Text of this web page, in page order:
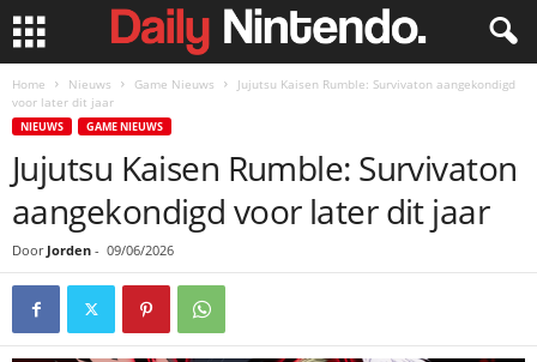
Home Nieuws Game Nieuws
Jujutsu Kaisen Rumble: Survivaton aangekondigd
voor later dit jaar
NIEUWS GAME NIEUWS
Jujutsu Kaisen Rumble: Survivaton
aangekondigd voor later dit jaar
Door Jorden - 09/06/2026